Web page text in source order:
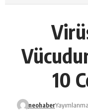
10
neohaber